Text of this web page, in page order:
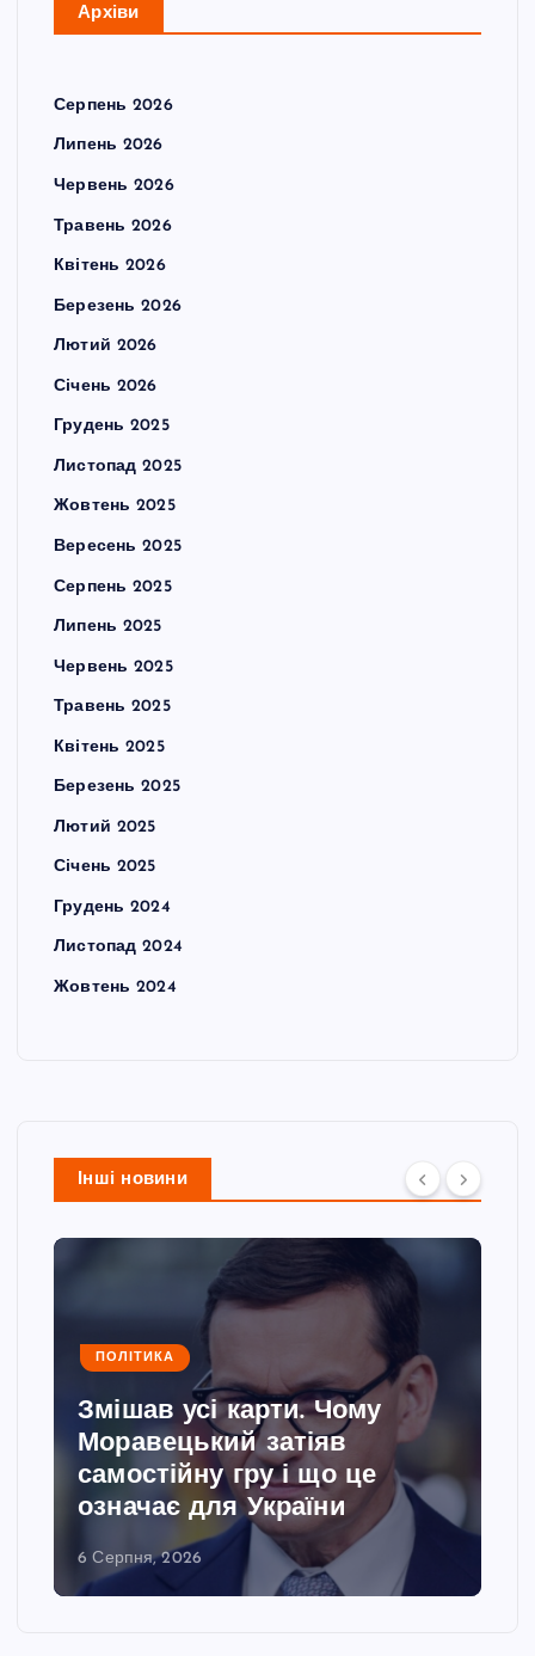
Архіви
Серпень 2026
Липень 2026
Червень 2026
Травень 2026
Квітень 2026
Березень 2026
Лютий 2026
Січень 2026
Грудень 2025
Листопад 2025
Жовтень 2025
Вересень 2025
Серпень 2025
Липень 2025
Червень 2025
Травень 2025
Квітень 2025
Березень 2025
Лютий 2025
Січень 2025
Грудень 2024
Листопад 2024
Жовтень 2024
Інші новини
ПОЛІТИКА
Змішав усі карти. Чому
Моравецький затіяв
самостійну гру і що це
означає для України
6 Серпня, 2026